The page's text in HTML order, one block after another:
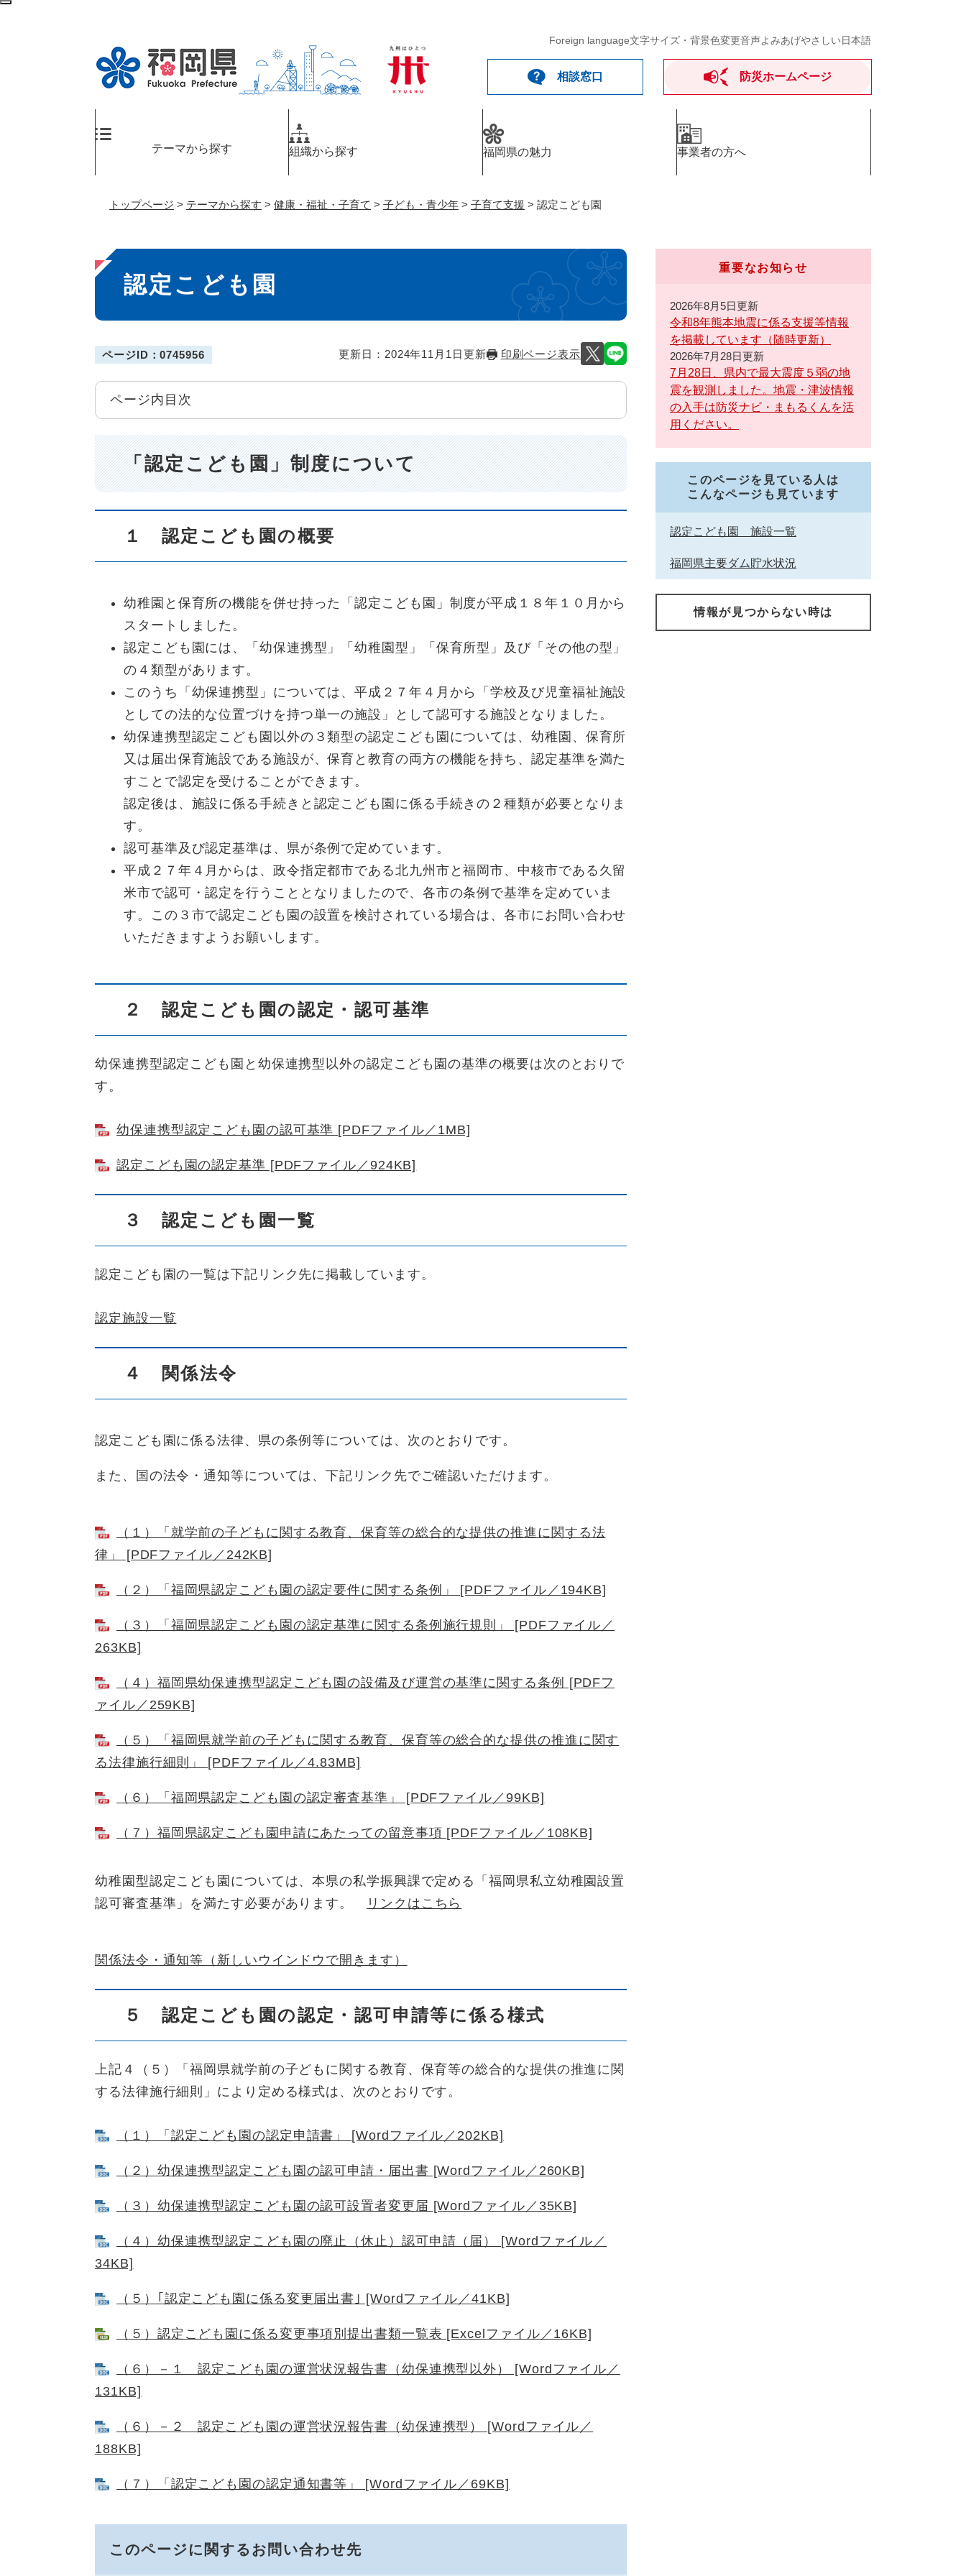
ペ
Foreign language文字サイズ・背景色変更音声よみあげやさしい日本語
相談窓口 防災ホームページ
テーマから探す 組織から探す 福岡県の魅力 事業者の方へ
トップページ > テーマから探す > 健康・福祉・子育て > 子ども・青少年 > 子育て支援 > 認定こども園
本
文
認定こども園
ページID：0745956 更新日：2024年11月1日更新 印刷ページ表示
ページ内目次
「認定こども園」制度について
１ 認定こども園の概要
幼稚園と保育所の機能を併せ持った「認定こども園」制度が平成１８年１０月から
スタートしました。
認定こども園には、「幼保連携型」「幼稚園型」「保育所型」及び「その他の型」
の４類型があります。
このうち「幼保連携型」については、平成２７年４月から「学校及び児童福祉施設
としての法的な位置づけを持つ単一の施設」として認可する施設となりました。
幼保連携型認定こども園以外の３類型の認定こども園については、幼稚園、保育所
又は届出保育施設である施設が、保育と教育の両方の機能を持ち、認定基準を満た
すことで認定を受けることができます。
認定後は、施設に係る手続きと認定こども園に係る手続きの２種類が必要となりま
す。
認可基準及び認定基準は、県が条例で定めています。
平成２７年４月からは、政令指定都市である北九州市と福岡市、中核市である久留
米市で認可・認定を行うこととなりましたので、各市の条例で基準を定めていま
す。この３市で認定こども園の設置を検討されている場合は、各市にお問い合わせ
いただきますようお願いします。
２ 認定こども園の認定・認可基準
幼保連携型認定こども園と幼保連携型以外の認定こども園の基準の概要は次のとおりで
す。
幼保連携型認定こども園の認可基準 [PDFファイル／1MB]
認定こども園の認定基準 [PDFファイル／924KB]
３ 認定こども園一覧
認定こども園の一覧は下記リンク先に掲載しています。
認定施設一覧
４ 関係法令
認定こども園に係る法律、県の条例等については、次のとおりです。
また、国の法令・通知等については、下記リンク先でご確認いただけます。
（１）「就学前の子どもに関する教育、保育等の総合的な提供の推進に関する法
律」 [PDFファイル／242KB]
（２）「福岡県認定こども園の認定要件に関する条例」 [PDFファイル／194KB]
（３）「福岡県認定こども園の認定基準に関する条例施行規則」 [PDFファイル／
263KB]
（４）福岡県幼保連携型認定こども園の設備及び運営の基準に関する条例 [PDFフ
ァイル／259KB]
（５）「福岡県就学前の子どもに関する教育、保育等の総合的な提供の推進に関す
る法律施行細則」 [PDFファイル／4.83MB]
（６）「福岡県認定こども園の認定審査基準」 [PDFファイル／99KB]
（７）福岡県認定こども園申請にあたっての留意事項 [PDFファイル／108KB]
幼稚園型認定こども園については、本県の私学振興課で定める「福岡県私立幼稚園設置
認可審査基準」を満たす必要があります。
リンクはこちら
関係法令・通知等（新しいウインドウで開きます）
５ 認定こども園の認定・認可申請等に係る様式
上記４（５）「福岡県就学前の子どもに関する教育、保育等の総合的な提供の推進に関
する法律施行細則」により定める様式は、次のとおりです。
（１）「認定こども園の認定申請書」 [Wordファイル／202KB]
（２）幼保連携型認定こども園の認可申請・届出書 [Wordファイル／260KB]
（３）幼保連携型認定こども園の認可設置者変更届 [Wordファイル／35KB]
（４）幼保連携型認定こども園の廃止（休止）認可申請（届） [Wordファイル／
34KB]
（５）｢認定こども園に係る変更届出書｣ [Wordファイル／41KB]
（５）認定こども園に係る変更事項別提出書類一覧表 [Excelファイル／16KB]
（６）－１ 認定こども園の運営状況報告書（幼保連携型以外） [Wordファイル／
131KB]
（６）－２ 認定こども園の運営状況報告書（幼保連携型） [Wordファイル／
188KB]
（７）「認定こども園の認定通知書等」 [Wordファイル／69KB]
このページに関するお問い合わせ先
重要なお知らせ
2026年8月5日更新
令和8年熊本地震に係る支援等情報
を掲載しています（随時更新）
2026年7月28日更新
7月28日、県内で最大震度５弱の地
震を観測しました。地震・津波情報
の入手は防災ナビ・まもるくんを活
用ください。
このページを見ている人は
こんなページも見ています
認定こども園 施設一覧
福岡県主要ダム貯水状況
情報が見つからない時は